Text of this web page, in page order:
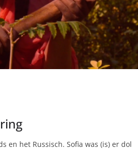
en het Russisch. Sofia was (is) er dol